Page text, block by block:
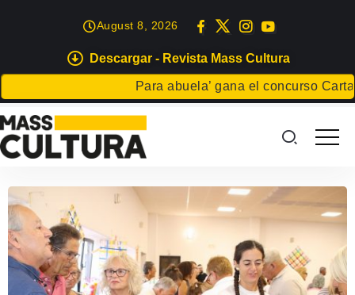
Descargar - Revista Mass Cultura
Para abuela’ gana el concurso Carta
August 8, 2026